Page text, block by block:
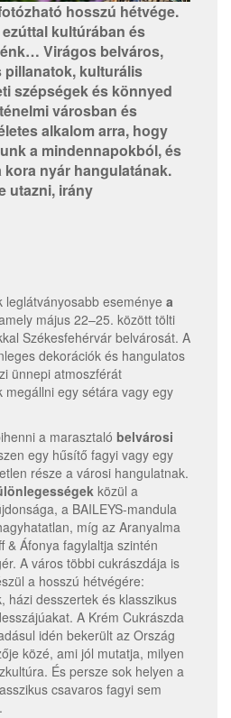
hosszú hétvége.
kultúrában és
Virágos belváros,
pillanatok, kulturális
szépségek és könnyed
városban és
alkalom arra, hogy
a mindennapokból, és
nyár hangulatának.
utazni, irány
leglátványosabb eseménye a
május 22–25. között tölti
Székesfehérvár belvárosát. A
dekorációk és hangulatos
ünnepi atmoszférát
megállni egy sétára vagy egy
a marasztaló belvárosi
egy hűsítő fagyi vagy egy
része a városi hangulatnak.
közül a
a BAILEYS-mandula
míg az Aranyalma
& Áfonya fagylaltja szintén
A város többi cukrászdája is
a hosszú hétvégére:
házi desszertek és klasszikus
A Krém Cukrászda
idén bekerült az Ország
közé, ami jól mutatja, milyen
És persze sok helyen a
csavaros fagyi sem